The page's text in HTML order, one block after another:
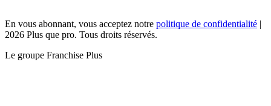
En vous abonnant, vous acceptez notre politique de confidentialité |
2026 Plus que pro. Tous droits réservés.
Le groupe Franchise Plus